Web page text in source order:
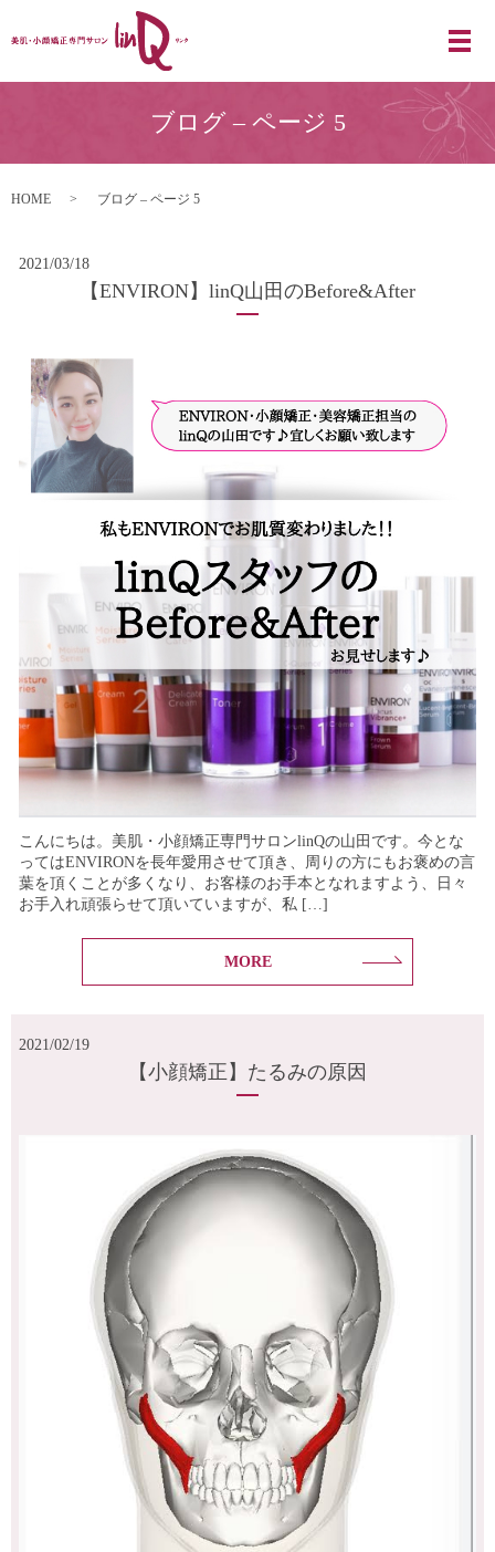
ブログ – ページ 5
HOME ブログ – ページ 5
2021/03/18
【ENVIRON】linQ山田のBefore&After
こんにちは。美肌・小顔矯正専門サロンlinQの山田です。今とな
ってはENVIRONを長年愛用させて頂き、周りの方にもお褒めの言
葉を頂くことが多くなり、お客様のお手本となれますよう、日々
お手入れ頑張らせて頂いていますが、私 […]
MORE
2021/02/19
【小顔矯正】たるみの原因